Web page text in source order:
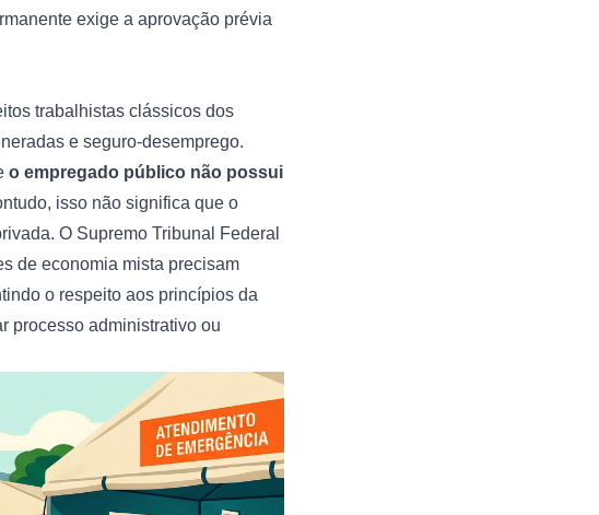
exige a aprovação prévia
trabalhistas clássicos dos
e seguro-desemprego.
o empregado público não possui
isso não significa que o
O Supremo Tribunal Federal
de economia mista precisam
o respeito aos princípios da
processo administrativo ou